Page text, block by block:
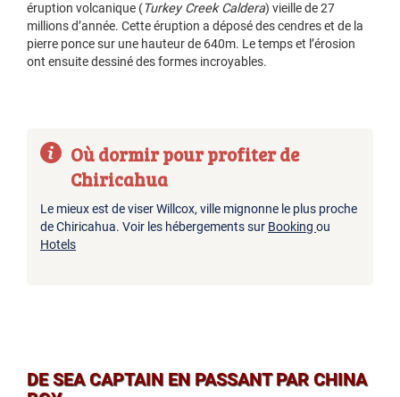
éruption volcanique (Turkey Creek Caldera) vieille de 27
millions d’année. Cette éruption a déposé des cendres et de la
pierre ponce sur une hauteur de 640m. Le temps et l’érosion
ont ensuite dessiné des formes incroyables.
Où dormir pour profiter de
Chiricahua
Le mieux est de viser Willcox, ville mignonne le plus proche
de Chiricahua. Voir les hébergements sur Booking ou
Hotels
DE SEA CAPTAIN EN PASSANT PAR CHINA